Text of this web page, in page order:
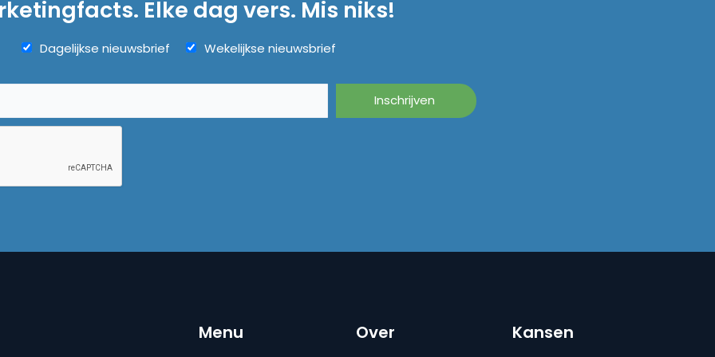
Elke dag vers. Mis niks!
Dagelijkse nieuwsbrief Wekelijkse nieuwsbrief
Menu Over Kansen